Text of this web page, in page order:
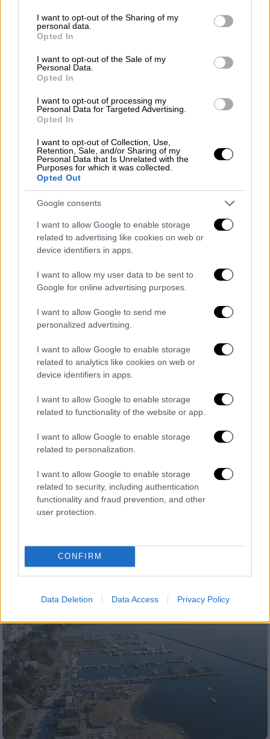
not limited to your visit or usage behaviour. You may click to
grant or deny consent to Google and its third-party tags to
use your data for below specified purposes in below Google
consent section.
I want to opt-out of the Sharing of my
personal data.
Opted In
I want to opt-out of the Sale of my
Personal Data.
Opted In
I want to opt-out of processing my
Personal Data for Targeted Advertising.
Opted In
I want to opt-out of Collection, Use,
Retention, Sale, and/or Sharing of my
Personal Data that Is Unrelated with the
Purposes for which it was collected.
Opted Out
Google consents
I want to allow Google to enable storage
related to advertising like cookies on web or
device identifiers in apps.
I want to allow my user data to be sent to
Google for online advertising purposes.
I want to allow Google to send me
personalized advertising.
I want to allow Google to enable storage
related to analytics like cookies on web or
device identifiers in apps.
I want to allow Google to enable storage
related to functionality of the website or app.
I want to allow Google to enable storage
related to personalization.
I want to allow Google to enable storage
related to security, including authentication
functionality and fraud prevention, and other
user protection.
CONFIRM
Data Deletion Data Access Privacy Policy
Αποικιοκρατικό ΣΔΙΤ έχουν ετοιμάσει
για την μαρίνα της Καλαμαριάς
Η παραχώρηση της μαρίνας της Καλαμαριάς
ακολουθεί εκείνης του Αλίμου στην Αττική,
όπου οι υπογραφές μπήκαν πριν μερικές
ημέρες. Το ΤΑΙΠΕΔ δεν δημοσιοποιεί
κανένα όρο του διαγωνισμού όσον αφορά το
χρηματοοικονομικό μοντέλο.
Λευκάδα: Η κατασκευή Μαρίνας θα
μετατρέψει το νησί σε κέντρο
θαλάσσιου τουρισμού
τη Διυπουργική Επιτροπή Στρατηγικών
Επενδύσεων με την υπογραφή των
συναρμόδιων υπουργών